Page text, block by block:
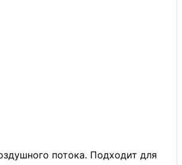
потока. Подходит для